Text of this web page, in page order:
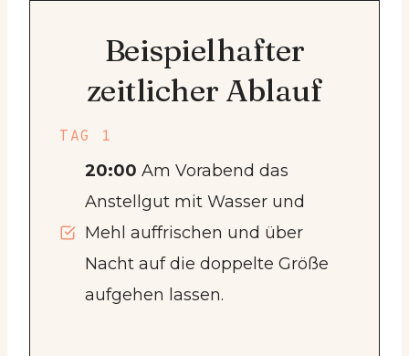
Beispielhafter
zeitlicher Ablauf
TAG 1
20:00 Am Vorabend das
Anstellgut mit Wasser und
Mehl auffrischen und über
Nacht auf die doppelte Größe
aufgehen lassen.